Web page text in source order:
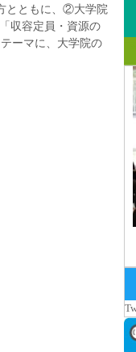
とともに、②大学院
収容定員・資源の
ーマに、大学院の